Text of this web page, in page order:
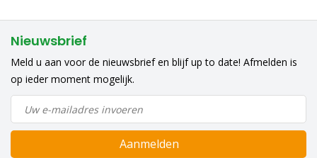
Nieuwsbrief
Meld u aan voor de nieuwsbrief en blijf up to date! Afmelden is
op ieder moment mogelijk.
Aanmelden